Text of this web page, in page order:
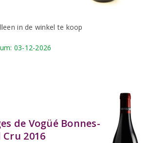
in de winkel te koop
03-12-2026
de Vogüé Bonnes-
2016